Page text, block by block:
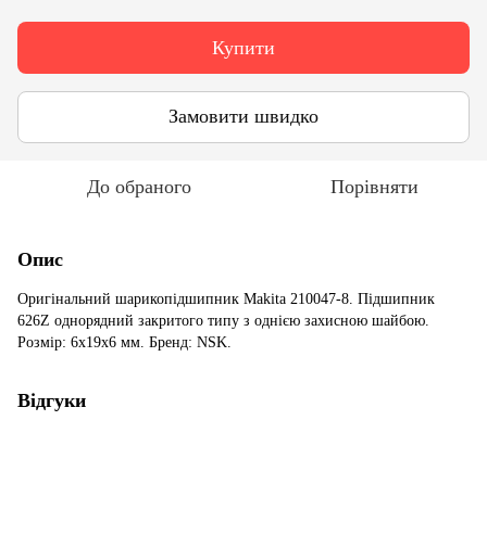
Купити
Замовити швидко
До обраного Порівняти
Опис
Оригінальний шарикопідшипник Makita 210047-8. Підшипник
626Z однорядний закритого типу з однією захисною шайбою.
Розмір: 6x19x6 мм. Бренд: NSK.
Відгуки